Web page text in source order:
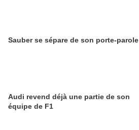
Sauber se sépare de son porte-parole
Audi revend déjà une partie de son
équipe de F1